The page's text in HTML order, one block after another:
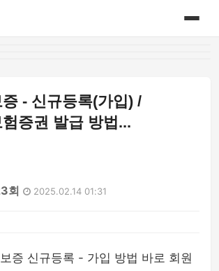
- 신규등록(가입) /
증권 발급 방법...
회 2025.02.14 01:31
증 신규등록 - 가입 방법 바로 회원